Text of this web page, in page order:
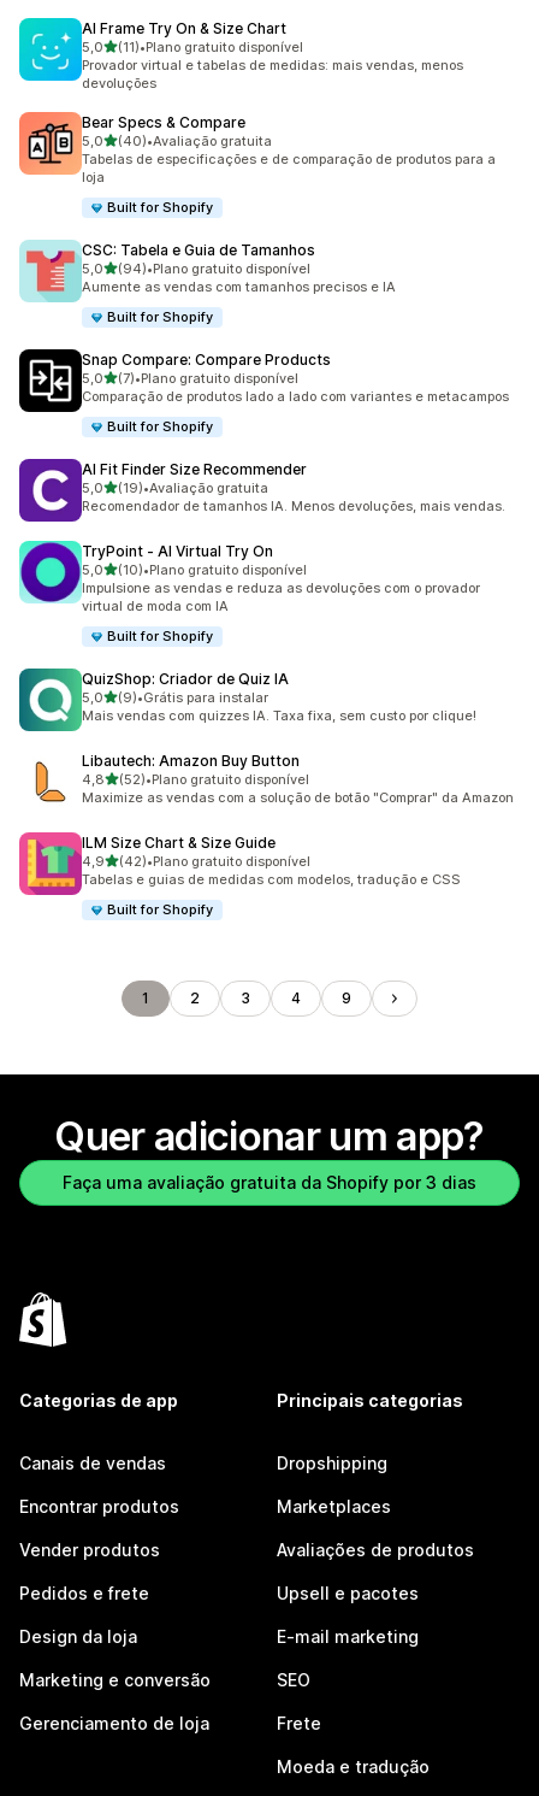
AI Frame Try On & Size Chart
5,0de 5 estrelas
(11)
11 avaliações ao todo
•Plano gratuito disponível
Provador virtual e tabelas de medidas: mais vendas, menos
devoluções
Bear Specs & Compare
5,0de 5 estrelas
(40)
40 avaliações ao todo
•Avaliação gratuita
Tabelas de especificações e de comparação de produtos para a
loja
Built for Shopify
CSC: Tabela e Guia de Tamanhos
5,0de 5 estrelas
(94)
94 avaliações ao todo
•Plano gratuito disponível
Aumente as vendas com tamanhos precisos e IA
Built for Shopify
Snap Compare: Compare Products
5,0de 5 estrelas
(7)
7 avaliações ao todo
•Plano gratuito disponível
Comparação de produtos lado a lado com variantes e metacampos
Built for Shopify
AI Fit Finder Size Recommender
5,0de 5 estrelas
(19)
19 avaliações ao todo
•Avaliação gratuita
Recomendador de tamanhos IA. Menos devoluções, mais vendas.
TryPoint ‑ AI Virtual Try On
5,0de 5 estrelas
(10)
10 avaliações ao todo
•Plano gratuito disponível
Impulsione as vendas e reduza as devoluções com o provador
virtual de moda com IA
Built for Shopify
QuizShop: Criador de Quiz IA
5,0de 5 estrelas
(9)
9 avaliações ao todo
•Grátis para instalar
Mais vendas com quizzes IA. Taxa fixa, sem custo por clique!
Libautech: Amazon Buy Button
4,8de 5 estrelas
(52)
52 avaliações ao todo
•Plano gratuito disponível
Maximize as vendas com a solução de botão "Comprar" da Amazon
ILM Size Chart & Size Guide
4,9de 5 estrelas
(42)
42 avaliações ao todo
•Plano gratuito disponível
Tabelas e guias de medidas com modelos, tradução e CSS
Built for Shopify
1 2 3 4 9
Quer adicionar um app?
Faça uma avaliação gratuita da Shopify por 3 dias
Categorias de app
Canais de vendas
Encontrar produtos
Vender produtos
Pedidos e frete
Design da loja
Marketing e conversão
Gerenciamento de loja
Principais categorias
Dropshipping
Marketplaces
Avaliações de produtos
Upsell e pacotes
E-mail marketing
SEO
Frete
Moeda e tradução